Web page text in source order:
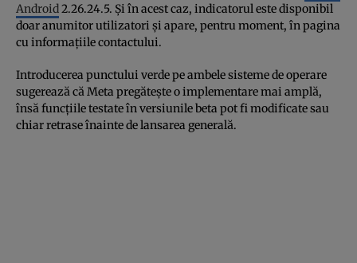
Android2.26.24.5. Și în acest caz, indicatorul este disponibil
doar anumitor utilizatori și apare, pentru moment, în pagina
cu informațiile contactului.
Introducerea punctului verde pe ambele sisteme de operare
sugerează că Meta pregătește o implementare mai amplă,
însă funcțiile testate în versiunile beta pot fi modificate sau
chiar retrase înainte de lansarea generală.